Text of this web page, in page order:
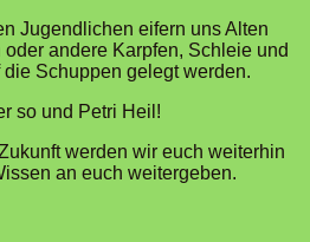
Jugendlichen eifern uns Alten
andere Karpfen, Schleie und
Schuppen gelegt werden.
so und Petri Heil!
werden wir euch weiterhin
an euch weitergeben.